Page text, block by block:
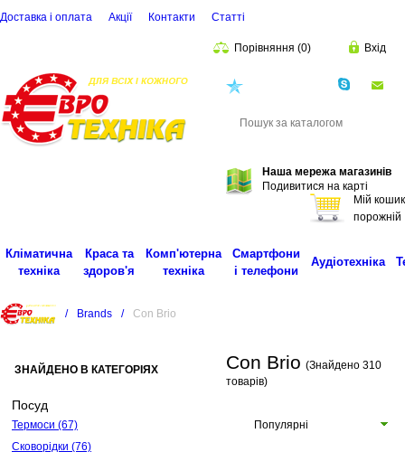
Доставка і оплата Акції Контакти Статті
Порівняння (0) Вхід
Наша мережа магазинів
Подивитися на карті
Мій кошик
порожній
Кліматична
техніка
Краса та
здоров'я
Комп'ютерна
техніка
Смартфони
і телефони
Аудіотехніка
/ Brands / Con Brio
ЗНАЙДЕНО В КАТЕГОРІЯХ
Посуд
Термоси (67)
Сковорідки (76)
Con Brio (Знайдено 310
товарів)
Популярні